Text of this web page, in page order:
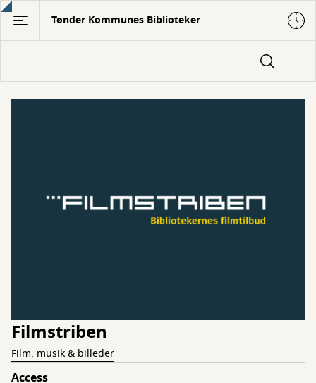
Gå
hovedindhold
Tønder Kommunes Biblioteker
Filmstriben
Film, musik & billeder
Access